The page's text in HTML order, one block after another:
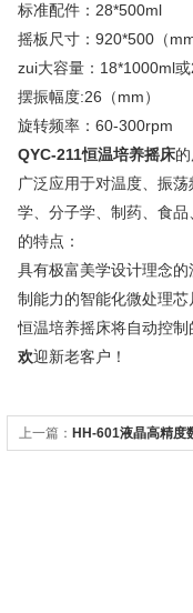
标准配件： 28*500ml
摇板尺寸： 920*500（
zui大容量： 18*1000ml或
摆振幅度:26 （mm）
旋转频率： 60-300rpm
QYC-211恒温培养摇床
广泛应用于对温度、振
学、分子学、制药、食
的特点：
具有极富美学设计理念
制能力的智能化微处理芯
恒温培养摇床将自动控
欢迎新老客户！
上一篇： HH-601液晶高精度